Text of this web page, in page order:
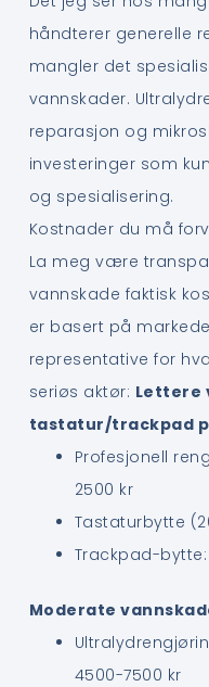
håndterer generelle
mangler det
vannskader.
reparasjon og
investeringer som
og spesialisering.
Kostnader du må
La meg være
vannskade faktisk
er basert på
representative for
seriøs aktør: Lettere
tastatur/trackpad
Profesjonell
2500 kr
Tastaturbytte
Trackpad-
Moderate
4500-7500 kr